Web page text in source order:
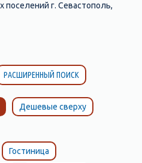
г. Севастополь,
В летнее время
можно не бояться – без
останетесь. Предприимчивые
частные дома или квартиры
значимых развлекательных
любители природы останутся
РАСШИРЕННЫЙ ПОИСК
Дешевые сверху
Гостиница